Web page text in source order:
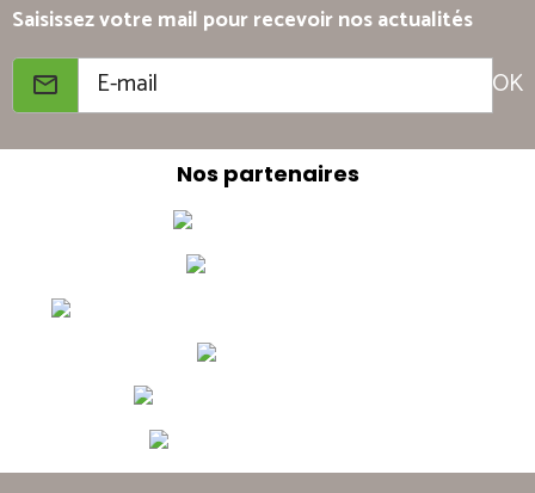
Saisissez votre mail pour recevoir nos actualités
OK
Nos partenaires